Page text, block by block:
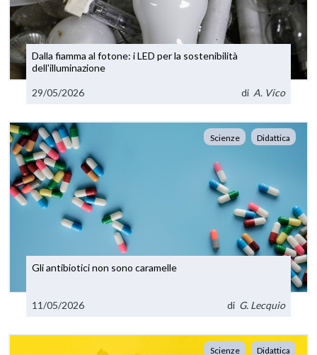
Dalla fiamma al fotone: i LED per la sostenibilità
dell'illuminazione
29/05/2026 di A. Vico
Scienze Didattica
Gli antibiotici non sono caramelle
11/05/2026 di G. Lecquio
Scienze Didattica